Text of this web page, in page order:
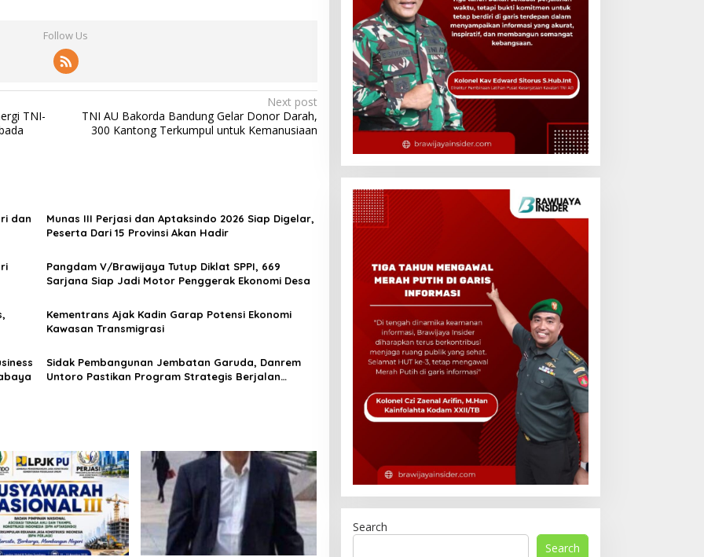
Follow Us
TNI-
Next post
TNI AU Bakorda Bandung Gelar Donor Darah,
300 Kantong Terkumpul untuk Kemanusiaan
dan
Munas III Perjasi dan Aptaksindo 2026 Siap Digelar,
Peserta Dari 15 Provinsi Akan Hadir
Pangdam V/Brawijaya Tutup Diklat SPPI, 669
Sarjana Siap Jadi Motor Penggerak Ekonomi Desa
Kementrans Ajak Kadin Garap Potensi Ekonomi
Kawasan Transmigrasi
Sidak Pembangunan Jembatan Garuda, Danrem
Untoro Pastikan Program Strategis Berjalan
Search
Search